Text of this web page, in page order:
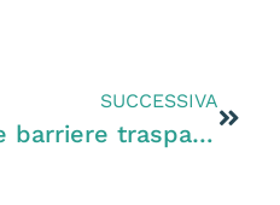
SUCCESSIVA
Zanoni (PD): “Ennesima strage di uccelli sulle barriere trasparenti della Pedemontana: denuncio Regione, commissario straordinario e Sis” Domani conferenza stampa davanti al Tribunale di Vicenza